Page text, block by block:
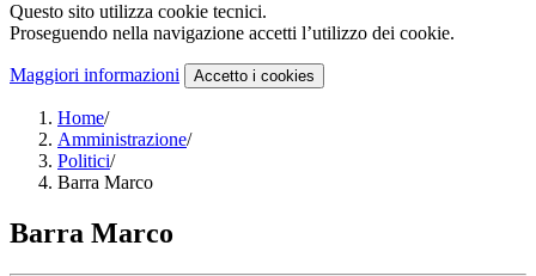
Questo sito utilizza cookie tecnici.
Proseguendo nella navigazione accetti l’utilizzo dei cookie.
Maggiori informazioni Accetto i cookies
Home/
Amministrazione/
Politici/
Barra Marco
Barra Marco